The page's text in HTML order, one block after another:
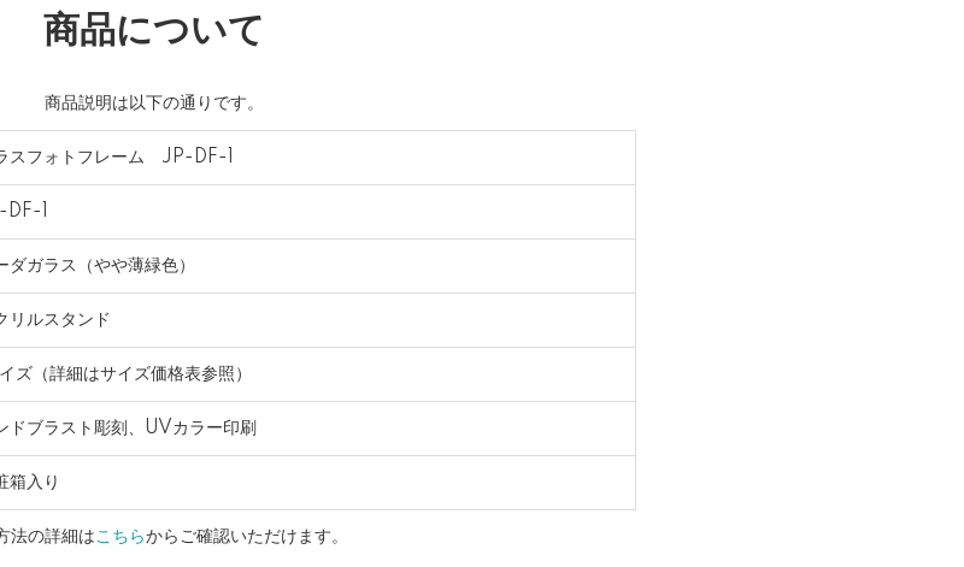
商品について
商品説明は以下の通りです。
スフォトフレーム JP-DF-1
1
ダガラス（やや薄緑色）
リルスタンド
イズ（詳細はサイズ価格表参照）
ドブラスト彫刻、UVカラー印刷
箱入り
法の詳細はこちらからご確認いただけます。